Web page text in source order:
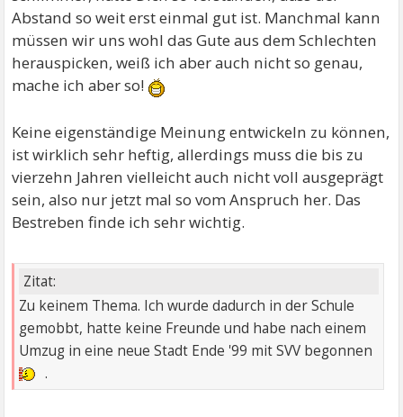
Abstand so weit erst einmal gut ist. Manchmal kann
müssen wir uns wohl das Gute aus dem Schlechten
herauspicken, weiß ich aber auch nicht so genau,
mache ich aber so!
Keine eigenständige Meinung entwickeln zu können,
ist wirklich sehr heftig, allerdings muss die bis zu
vierzehn Jahren vielleicht auch nicht voll ausgeprägt
sein, also nur jetzt mal so vom Anspruch her. Das
Bestreben finde ich sehr wichtig.
Zitat:
Zu keinem Thema. Ich wurde dadurch in der Schule
gemobbt, hatte keine Freunde und habe nach einem
Umzug in eine neue Stadt Ende '99 mit SVV begonnen
.